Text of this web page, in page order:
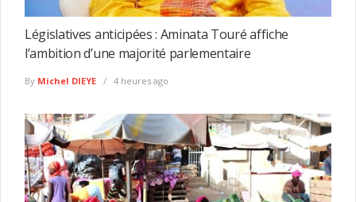
Législatives anticipées : Aminata Touré affiche
l’ambition d’une majorité parlementaire
By Michel DIEYE 4 heures ago